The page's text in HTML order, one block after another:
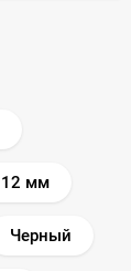
12 мм
Черный